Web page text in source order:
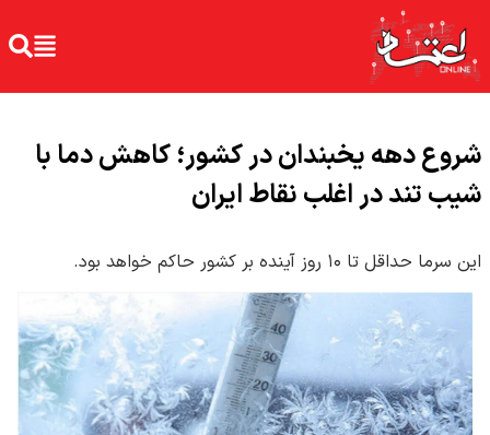
شروع دهه یخبندان در کشور؛ کاهش دما با
شیب تند در اغلب نقاط ایران
این سرما حداقل تا ۱۰ روز آینده بر کشور حاکم خواهد بود.